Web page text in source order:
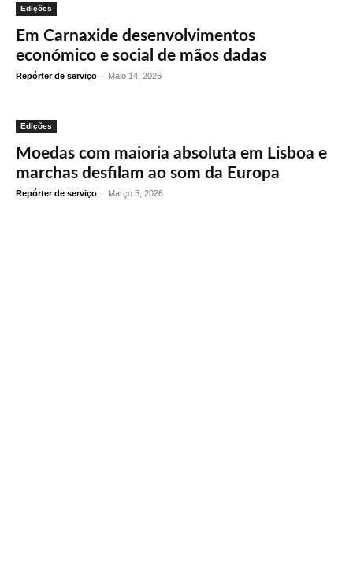
Edições
Em Carnaxide desenvolvimentos
económico e social de mãos dadas
Repórter de serviço - Maio 14, 2026
Edições
Moedas com maioria absoluta em Lisboa e
marchas desfilam ao som da Europa
Repórter de serviço - Março 5, 2026